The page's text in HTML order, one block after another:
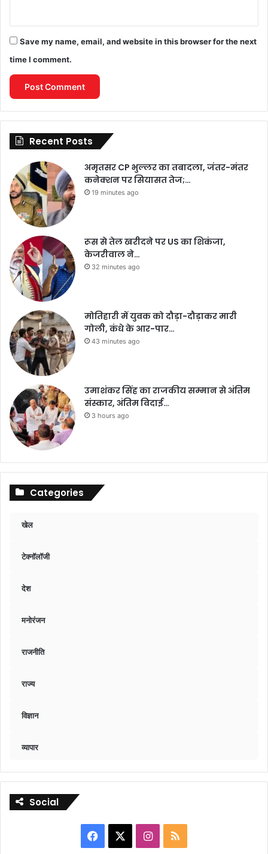
Save my name, email, and website in this browser for the next
time I comment.
Recent Posts
अमृतसर CP भुल्लर का तबादला, जंतर-मंतर
कनेक्शन पर सियासत तेज;…
19 minutes ago
रूस से तेल खरीदने पर US का शिकंजा,
केजरीवाल ने…
32 minutes ago
मोतिहारी में युवक को दौड़ा-दौड़ाकर मारी
गोली, कंधे के आर-पार…
43 minutes ago
उमाशंकर सिंह का राजकीय सम्मान से अंतिम
संस्कार, अंतिम विदाई…
3 hours ago
Categories
खेल
टेक्नॉलॉजी
देश
मनोरंजन
राजनीति
राज्य
विज्ञान
व्यापार
Social
Facebook Instagram
RSS